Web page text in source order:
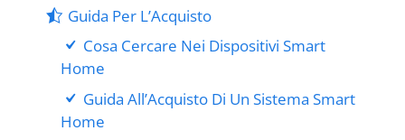
Guida Per L’Acquisto
Cosa Cercare Nei Dispositivi Smart
Home
Guida All’Acquisto Di Un Sistema Smart
Home